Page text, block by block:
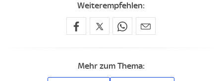
Weiterempfehlen:
Mehr zum Thema: